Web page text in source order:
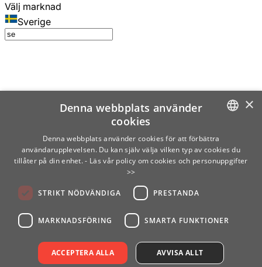
Välj marknad
Sverige
SWEDISH
×
Denna webbplats använder
cookies
Denna webbplats använder cookies för att förbättra
användarupplevelsen. Du kan själv välja vilken typ av cookies du
tillåter på din enhet. - Läs vår policy om cookies och personuppgifter
>>
STRIKT NÖDVÄNDIGA PRESTANDA
MARKNADSFÖRING SMARTA FUNKTIONER
ACCEPTERA ALLA AVVISA ALLT